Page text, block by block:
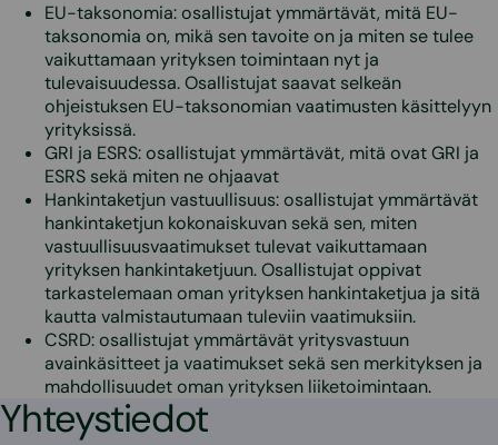
EU-taksonomia: osallistujat ymmärtävät, mitä EU-
taksonomia on, mikä sen tavoite on ja miten se tulee
vaikuttamaan yrityksen toimintaan nyt ja
tulevaisuudessa. Osallistujat saavat selkeän
ohjeistuksen EU-taksonomian vaatimusten käsittelyyn
yrityksissä.
GRI ja ESRS: osallistujat ymmärtävät, mitä ovat GRI ja
ESRS sekä miten ne ohjaavat
Hankintaketjun vastuullisuus: osallistujat ymmärtävät
hankintaketjun kokonaiskuvan sekä sen, miten
vastuullisuusvaatimukset tulevat vaikuttamaan
yrityksen hankintaketjuun. Osallistujat oppivat
tarkastelemaan oman yrityksen hankintaketjua ja sitä
kautta valmistautumaan tuleviin vaatimuksiin.
CSRD: osallistujat ymmärtävät yritysvastuun
avainkäsitteet ja vaatimukset sekä sen merkityksen ja
mahdollisuudet oman yrityksen liiketoimintaan.
Yhteystiedot